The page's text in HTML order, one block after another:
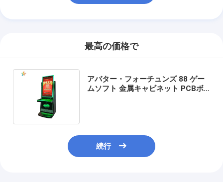
最高の価格で
アバター・フォーチュンズ 88 ゲー
ムソフト 金属キャビネット PCBボ
続行